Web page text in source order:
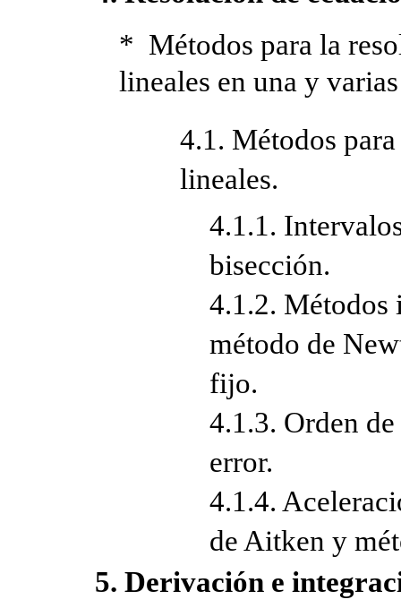
* Métodos para la
lineales en una y
4.1. Métodos
lineales.
4.1.1.
bisección.
4.1.2. Métodos
método de
fijo.
4.1.3. Orden
error.
4.1.4.
de Aitken y
5. Derivación e